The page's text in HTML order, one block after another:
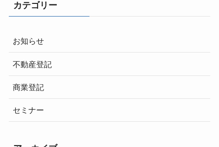
カテゴリー
お知らせ
不動産登記
商業登記
セミナー